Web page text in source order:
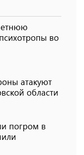
во
атакуют
области
погром в